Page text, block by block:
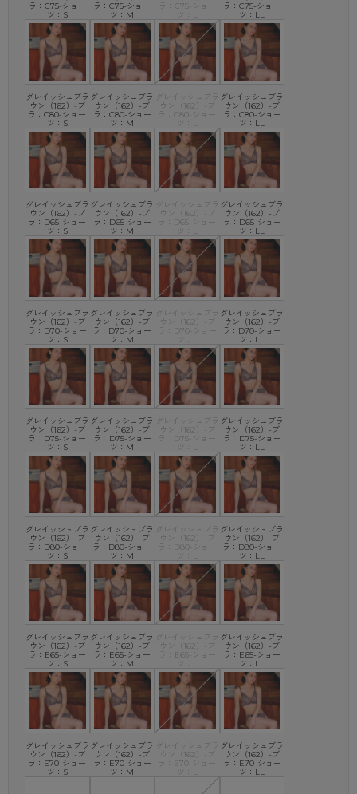
ラ：C75-ショー
ツ：S
ラ：C75-ショー
ツ：M
ラ：C75-ショー
ツ：L
ラ：C75-ショー
ツ：LL
グレイッシュブラ
ウン（162）-ブ
ラ：C80-ショー
ツ：S
グレイッシュブラ
ウン（162）-ブ
ラ：C80-ショー
ツ：M
グレイッシュブラ
ウン（162）-ブ
ラ：C80-ショー
ツ：L
グレイッシュブラ
ウン（162）-ブ
ラ：C80-ショー
ツ：LL
グレイッシュブラ
ウン（162）-ブ
ラ：D65-ショー
ツ：S
グレイッシュブラ
ウン（162）-ブ
ラ：D65-ショー
ツ：M
グレイッシュブラ
ウン（162）-ブ
ラ：D65-ショー
ツ：L
グレイッシュブラ
ウン（162）-ブ
ラ：D65-ショー
ツ：LL
グレイッシュブラ
ウン（162）-ブ
ラ：D70-ショー
ツ：S
グレイッシュブラ
ウン（162）-ブ
ラ：D70-ショー
ツ：M
グレイッシュブラ
ウン（162）-ブ
ラ：D70-ショー
ツ：L
グレイッシュブラ
ウン（162）-ブ
ラ：D70-ショー
ツ：LL
グレイッシュブラ
ウン（162）-ブ
ラ：D75-ショー
ツ：S
グレイッシュブラ
ウン（162）-ブ
ラ：D75-ショー
ツ：M
グレイッシュブラ
ウン（162）-ブ
ラ：D75-ショー
ツ：L
グレイッシュブラ
ウン（162）-ブ
ラ：D75-ショー
ツ：LL
グレイッシュブラ
ウン（162）-ブ
ラ：D80-ショー
ツ：S
グレイッシュブラ
ウン（162）-ブ
ラ：D80-ショー
ツ：M
グレイッシュブラ
ウン（162）-ブ
ラ：D80-ショー
ツ：L
グレイッシュブラ
ウン（162）-ブ
ラ：D80-ショー
ツ：LL
グレイッシュブラ
ウン（162）-ブ
ラ：E65-ショー
ツ：S
グレイッシュブラ
ウン（162）-ブ
ラ：E65-ショー
ツ：M
グレイッシュブラ
ウン（162）-ブ
ラ：E65-ショー
ツ：L
グレイッシュブラ
ウン（162）-ブ
ラ：E65-ショー
ツ：LL
グレイッシュブラ
ウン（162）-ブ
ラ：E70-ショー
ツ：S
グレイッシュブラ
ウン（162）-ブ
ラ：E70-ショー
ツ：M
グレイッシュブラ
ウン（162）-ブ
ラ：E70-ショー
ツ：L
グレイッシュブラ
ウン（162）-ブ
ラ：E70-ショー
ツ：LL